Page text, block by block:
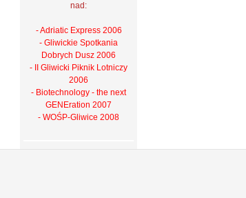
nad:
- Adriatic Express 2006
- Gliwickie Spotkania
Dobrych Dusz 2006
- II Gliwicki Piknik Lotniczy
2006
- Biotechnology - the next
GENEration 2007
- WOŚP-Gliwice 2008